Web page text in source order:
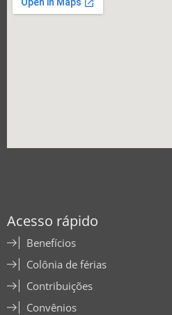
Acesso rápido
Benefícios
Colônia de férias
Contribuições
Convênios